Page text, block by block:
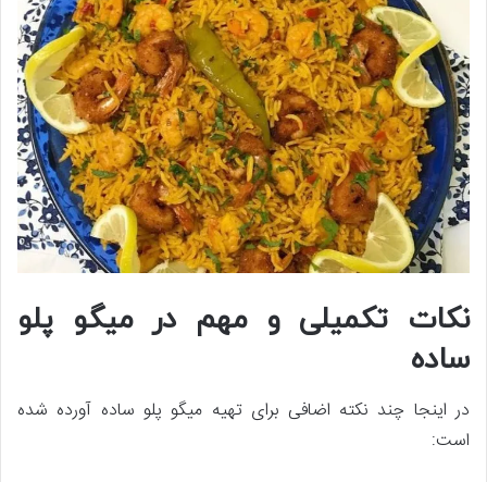
نکات تکمیلی و مهم در میگو پلو
ساده
در اینجا چند نکته اضافی برای تهیه میگو پلو ساده آورده شده
است: